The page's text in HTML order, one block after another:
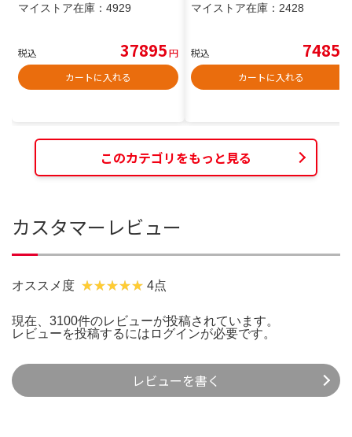
マイストア在庫： 4929
税込 37895円
カートに入れる
マイストア在庫： 2428
税込 7485
カートに入れる
このカテゴリをもっと見る
カスタマーレビュー
オススメ度 4点
現在、3100件のレビューが投稿されています。
レビューを投稿するには ログインが必要です。
レビューを書く